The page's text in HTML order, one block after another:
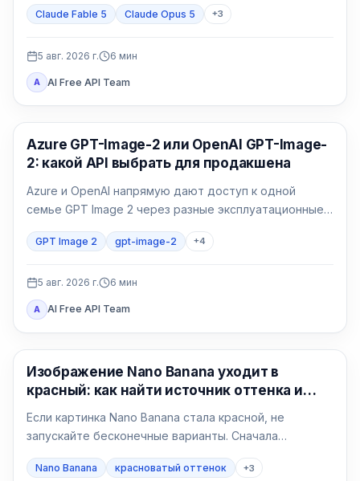
Claude Fable 5 Claude Opus 5 +3
5 авг. 2026 г. 6 мин
A AI Free API Team
Генерация изображений ИИ
Azure GPT-Image-2 или OpenAI GPT-Image-
2: какой API выбрать для продакшена
Azure и OpenAI напрямую дают доступ к одной
семье GPT Image 2 через разные эксплуатационные
регион, счёт, квота, формат и владелец поддержки.
GPT Image 2 gpt-image-2 +4
5 авг. 2026 г. 6 мин
A AI Free API Team
Генерация изображений ИИ
Изображение Nano Banana уходит в
красный: как найти источник оттенка и
исправить его
Если картинка Nano Banana стала красной, не
запускайте бесконечные варианты. Сначала
сравните исходный файл в двух программах, затем
сделайте нейтральный тест без референса и
Nano Banana красноватый оттенок +3